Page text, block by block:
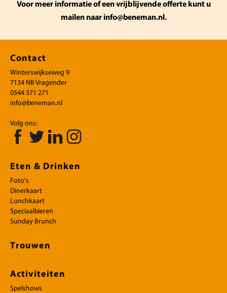
Voor meer informatie of een vrijblijvende offerte kunt u
mailen naar info@beneman.nl.
Contact
Winterswijkseweg 9
7134 NB Vragender
0544 371 271
info@beneman.nl
Volg ons:
Eten & Drinken
Foto's
Dinerkaart
Lunchkaart
Speciaalbieren
Sunday Brunch
Trouwen
Activiteiten
Spelshows